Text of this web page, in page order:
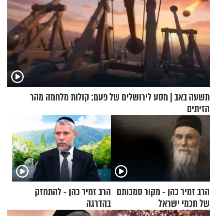
תשעה באב | מסע לירושלים של פעם: קולות מלחמה מהר
הזיתים
הרב זמיר כהן - מקור סמכותם
של חכמי ישראל
הרב זמיר כהן - להתחזק
בהדרגה